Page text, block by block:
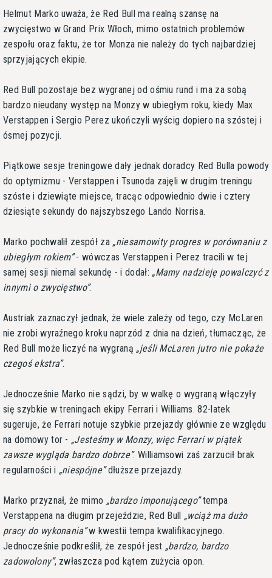
Helmut Marko uważa, że Red Bull ma realną szansę na
zwycięstwo w Grand Prix Włoch, mimo ostatnich problemów
zespołu oraz faktu, że tor Monza nie należy do tych najbardziej
sprzyjających ekipie.
Red Bull pozostaje bez wygranej od ośmiu rund i ma za sobą
bardzo nieudany występ na Monzy w ubiegłym roku, kiedy Max
Verstappen i Sergio Perez ukończyli wyścig dopiero na szóstej i
ósmej pozycji.
Piątkowe sesje treningowe dały jednak doradcy Red Bulla powody
do optymizmu - Verstappen i Tsunoda zajęli w drugim treningu
szóste i dziewiąte miejsce, tracąc odpowiednio dwie i cztery
dziesiąte sekundy do najszybszego Lando Norrisa.
Marko pochwalił zespół za niesamowity progres w porównaniu z
ubiegłym rokiem - wówczas Verstappen i Perez tracili w tej
samej sesji niemal sekundę - i dodał:
Mamy nadzieję powalczyć z
innymi o zwycięstwo .
Austriak zaznaczył jednak, że wiele zależy od tego, czy McLaren
nie zrobi wyraźnego kroku naprzód z dnia na dzień, tłumacząc, że
Red Bull może liczyć na wygraną
jeśli McLaren jutro nie pokaże
czegoś ekstra .
Jednocześnie Marko nie sądzi, by w walkę o wygraną włączyły
się szybkie w treningach ekipy Ferrari i Williams. 82-latek
sugeruje, że Ferrari notuje szybkie przejazdy głównie ze względu
na domowy tor -
Jesteśmy w Monzy, więc Ferrari w piątek
zawsze wygląda bardzo dobrze . Williamsowi zaś zarzucił brak
regularności i
niespójne dłuższe przejazdy.
Marko przyznał, że mimo bardzo imponującego tempa
Verstappena na długim przejeździe, Red Bull
wciąż ma dużo
pracy do wykonania w kwestii tempa kwalifikacyjnego.
Jednocześnie podkreślił, że zespół jest bardzo, bardzo
zadowolony , zwłaszcza pod kątem zużycia opon.